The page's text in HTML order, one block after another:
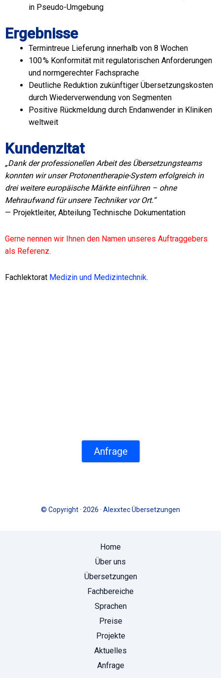
in Pseudo-Umgebung
Ergebnisse
Termintreue Lieferung innerhalb von 8 Wochen
100 % Konformität mit regulatorischen Anforderungen
und normgerechter Fachsprache
Deutliche Reduktion zukünftiger Übersetzungskosten
durch Wiederverwendung von Segmenten
Positive Rückmeldung durch Endanwender in Kliniken
weltweit
Kundenzitat
„Dank der professionellen Arbeit des Übersetzungsteams
konnten wir unser Protonentherapie-System erfolgreich in
drei weitere europäische Märkte einführen – ohne
Mehraufwand für unsere Techniker vor Ort.“
— Projektleiter, Abteilung Technische Dokumentation
Gerne nennen wir Ihnen den Namen unseres Auftraggebers
als Referenz.
Fachlektorat Medizin und Medizintechnik.
Anfrage
© Copyright · 2026 · Alexxtec Übersetzungen
Home
Über uns
Übersetzungen
Fachbereiche
Sprachen
Preise
Projekte
Aktuelles
Anfrage